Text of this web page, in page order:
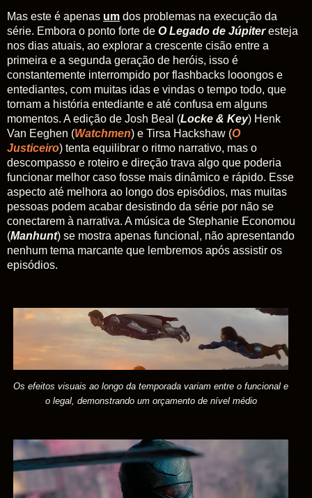
Mas este é apenas um dos problemas na execução da
série. Embora o ponto forte de O Legado de Júpiteresteja
nos dias atuais, ao explorar a crescente cisão entre a
primeira e a segunda geração de heróis, isso é
constantemente interrompido por flashbacks looongos e
entediantes, com muitas idas e vindas o tempo todo, que
tornam a história entediante e até confusa em alguns
momentos. A edição de Josh Beal (Locke & Key) Henk
Van Eeghen (Watchmen) e Tirsa Hackshaw (O
Justiceiro) tenta equilibrar o ritmo narrativo, mas o
descompasso e roteiro e direção trava algo que poderia
funcionar melhor caso fosse mais dinâmico e rápido. Esse
aspecto até melhora ao longo dos episódios, mas muitas
pessoas podem acabar desistindo da série por não se
conectarem à narrativa. A música de Stephanie Economou
(Manhunt) se mostra apenas funcional, não apresentando
nenhum tema marcante que lembremos após assistir os
episódios.
Os efeitos visuais ao longo da temporada variam entre o funcional e
o legal, demonstrando um orçamento de nível médio